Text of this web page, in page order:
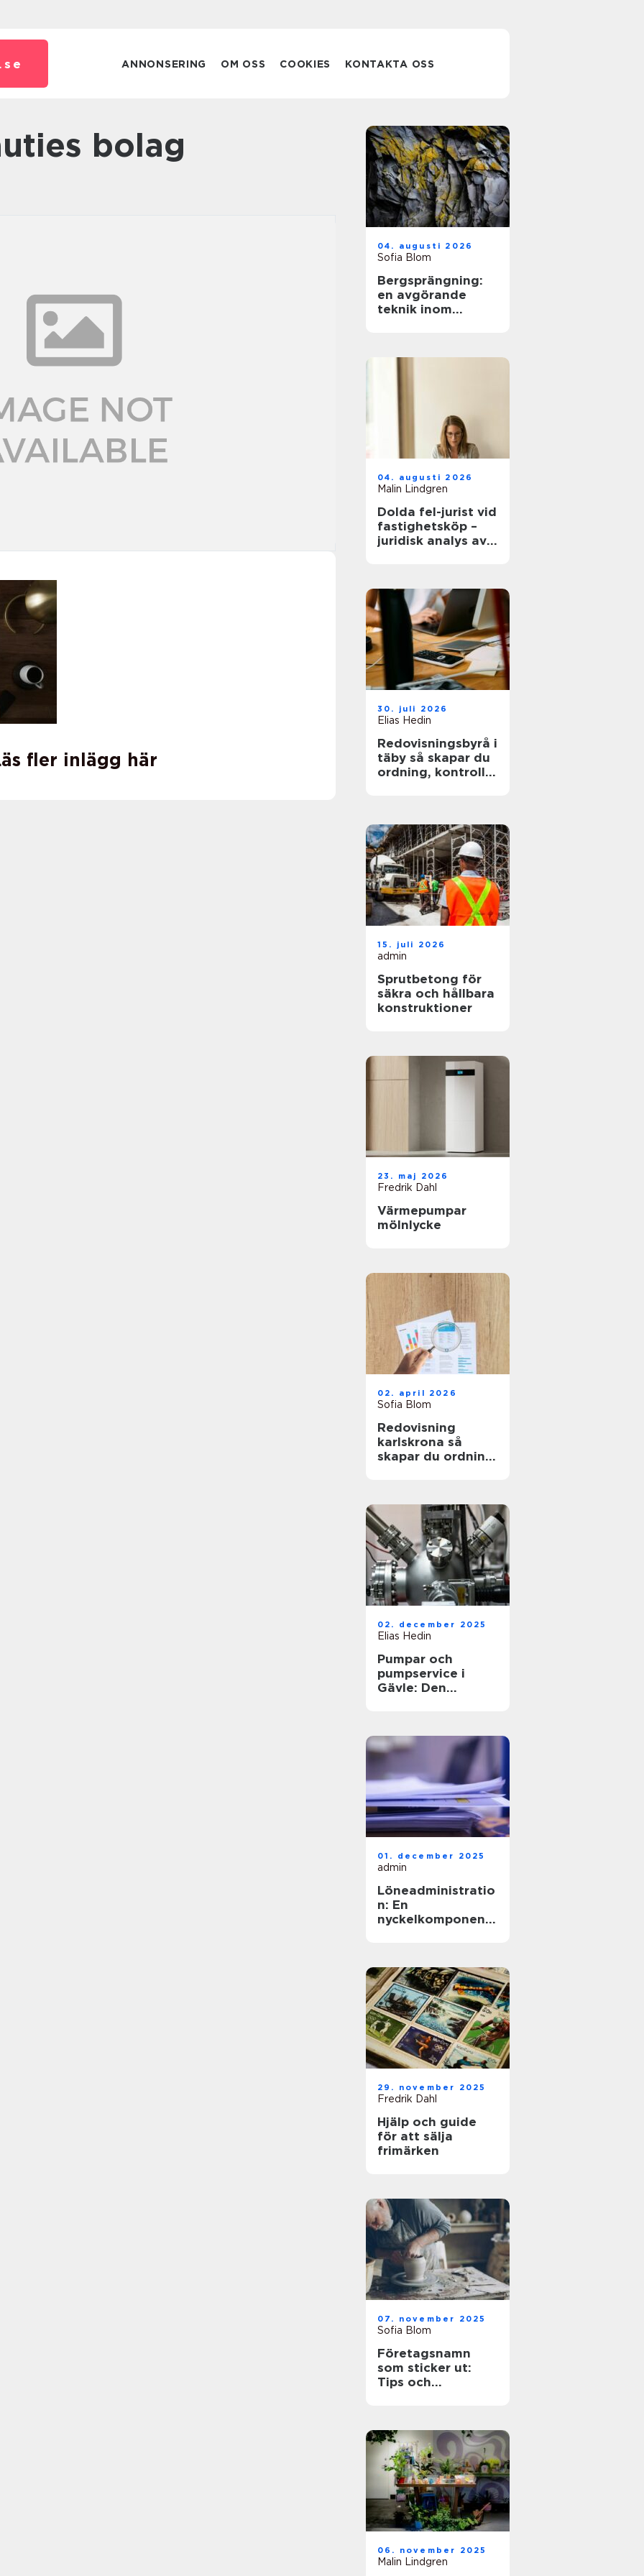
se ANNONSERING OM OSS COOKIES KONTAKTA OSS
bolag
fler inlägg här
04. augusti 2026
Sofia Blom
Bergsprängning:
en avgörande
teknik inom
04. augusti 2026
Malin Lindgren
Dolda fel-jurist vid
fastighetsköp –
juridisk analys av
praktiken
30. juli 2026
Elias Hedin
Redovisningsbyrå i
täby så skapar du
ordning, kontroll
15. juli 2026
admin
Sprutbetong för
säkra och hållbara
konstruktioner
23. maj 2026
Fredrik Dahl
Värmepumpar
mölnlycke
02. april 2026
Sofia Blom
Redovisning
karlskrona så
skapar du ordning
02. december 2025
Elias Hedin
Pumpar och
pumpservice i
Gävle: Den
01. december 2025
admin
Löneadministratio
n: En
nyckelkomponent
29. november 2025
Fredrik Dahl
Hjälp och guide
för att sälja
frimärken
07. november 2025
Sofia Blom
Företagsnamn
som sticker ut:
Tips och
06. november 2025
Malin Lindgren